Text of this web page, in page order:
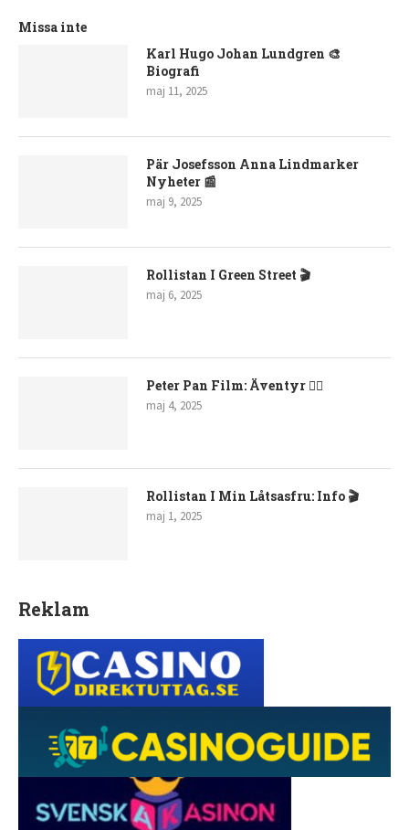
Missa inte
Karl Hugo Johan Lundgren 🎨
Biografi
maj 11, 2025
Pär Josefsson Anna Lindmarker
Nyheter 📰
maj 9, 2025
Rollistan I Green Street 🎬
maj 6, 2025
Peter Pan Film: Äventyr 🧚‍♂️
maj 4, 2025
Rollistan I Min Låtsasfru: Info 🎬
maj 1, 2025
Reklam